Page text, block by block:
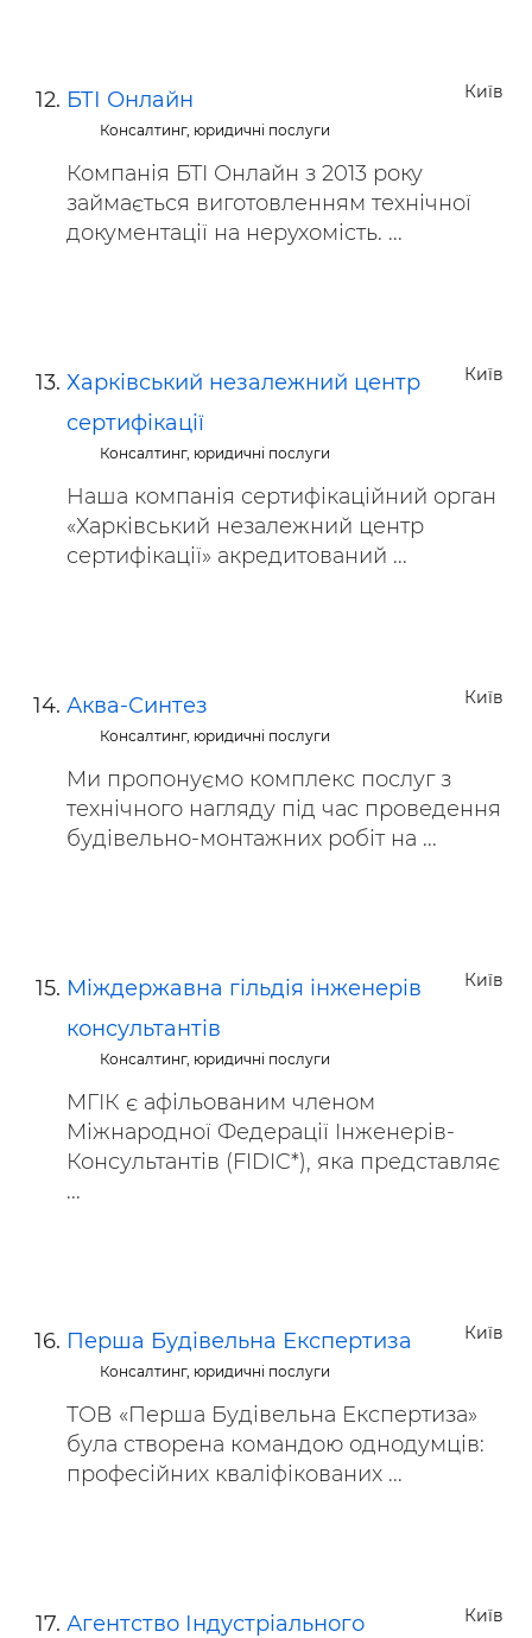
Київ
БТІ Онлайн
Консалтинг, юридичні послуги
Компанія БТІ Онлайн з 2013 року
займається виготовленням технічної
документації на нерухомість. ...
Київ
Харківський незалежний центр
сертифікації
Консалтинг, юридичні послуги
Наша компанія сертифікаційний орган
«Харківський незалежний центр
сертифікації» акредитований ...
Київ
Аква-Синтез
Консалтинг, юридичні послуги
Ми пропонуємо комплекс послуг з
технічного нагляду під час проведення
будівельно-монтажних робіт на ...
Київ
Міждержавна гільдія інженерів
консультантів
Консалтинг, юридичні послуги
МГІК є афільованим членом
Міжнародної Федерації Інженерів-
Консультантів (FIDIC*), яка представляє
...
Київ
Перша Будівельна Експертиза
Консалтинг, юридичні послуги
ТОВ «Перша Будівельна Експертиза»
була створена командою однодумців:
професійних кваліфікованих ...
Київ
Агентство Індустріального